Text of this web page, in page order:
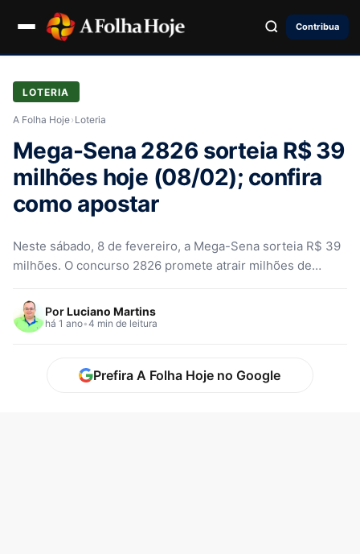
Contribua
LOTERIA
A Folha Hoje› Loteria
Mega-Sena 2826 sorteia R$ 39
milhões hoje (08/02); confira
como apostar
Neste sábado, 8 de fevereiro, a Mega-Sena sorteia R$ 39
milhões. O concurso 2826 promete atrair milhões de
PorLuciano Martins
há 1 ano•4 min de leitura
Prefira A Folha Hoje no Google